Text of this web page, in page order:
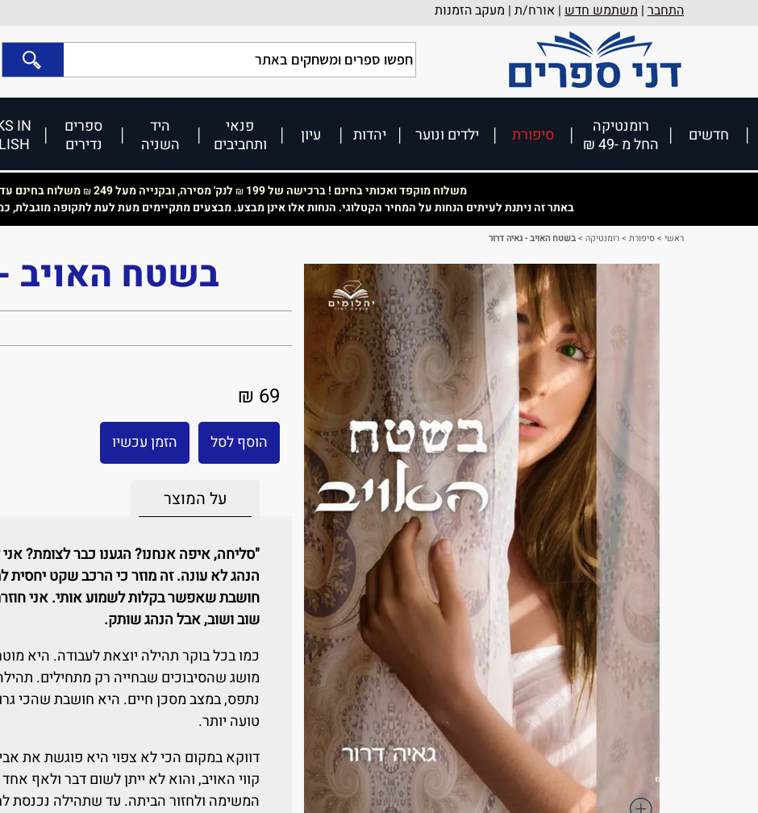
התחבר | משתמש חדש | אורח/ת | מעקב הזמנות
חדשים
רומנטיקה
החל מ -49 ₪
סיפורת ילדים ונוער יהדות עיון
פנאי
ותחביבים
היד
השניה
ספרים
נדירים
IN
משלוח מוקפד ואכותי בחינם ! ברכישה של 199 ₪ לנק' מסירה, ובקנייה מעל 249 ₪משלוח בחינם
באתר זה ניתנת לעיתים הנחות על המחיר הקטלוגי. הנחות אלו אינן מבצע. מבצעים מתקיימים מעת לעת לתקופה מוגבלת,
ראשי >סיפורת >רומנטיקה >בשטח האויב - גאיה דרור
בשטח האויב
69 ₪
הוסף לסל הזמן עכשיו
על המוצר
"סליחה, איפה אנחנו? הגענו כבר לצומת?
הנהג לא עונה. זה מוזר כי הרכב שקט
חושבת שאפשר בקלות לשמוע אותי. אני
שוב ושוב, אבל הנהג שותק.
כמו בכל בוקר תהילה יוצאת לעבודה. היא
מושג שהסיבוכים שבחייה רק מתחילים.
נתפס, במצב מסכן חיים. היא חושבת שהכי
טועה יותר.
דווקא במקום הכי לא צפוי היא פוגשת את
קווי האויב, והוא לא ייתן לשום דבר ולאף
המשימה ולחזור הביתה. עד שתהילה נכנסת